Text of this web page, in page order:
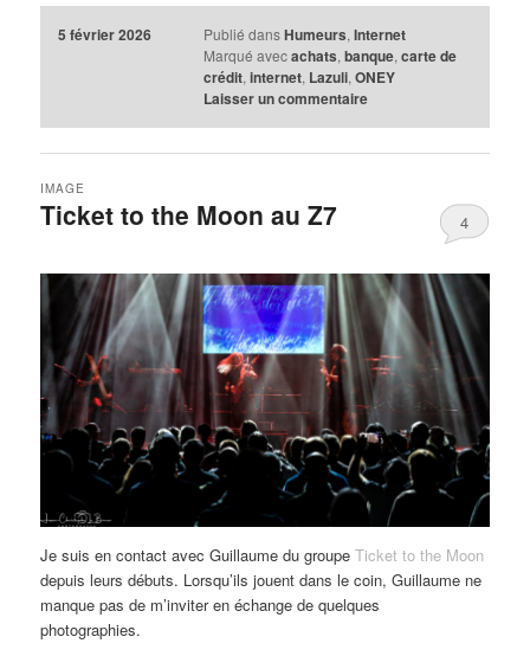
5 février 2026 Publié dans Humeurs, Internet
Marqué avec achats, banque, carte de
crédit, internet, Lazuli, ONEY
Laisser un commentaire
Ticket to the Moon au Z7
IMAGE
4
Je suis en contact avec Guillaume du groupeTicket to the Moon
depuis leurs débuts. Lorsqu’ils jouent dans le coin, Guillaume ne
manque pas de m’inviter en échange de quelques
photographies.